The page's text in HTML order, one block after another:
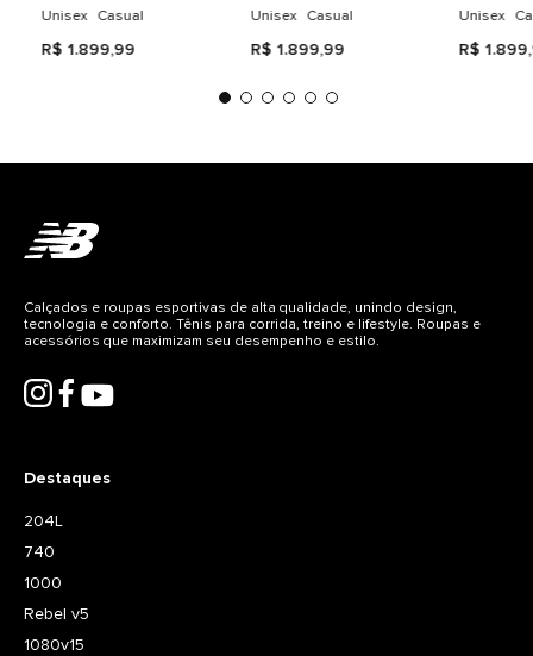
Unisex Casual
R$ 1.899,99
Unisex Casual
R$ 1.899,99
Unisex
R$ 1.899,
Destaques
204L
740
1000
Rebel v5
1080v15
Calçados e roupas esportivas de alta qualidade, unindo design,
tecnologia e conforto. Tênis para corrida, treino e lifestyle. Roupas e
acessórios que maximizam seu desempenho e estilo.